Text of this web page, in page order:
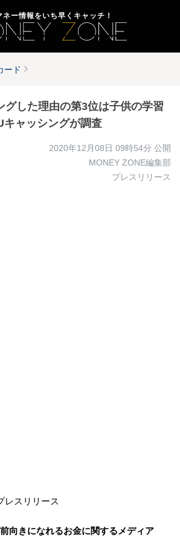
ネー情報をいち早くキャッチ！
ード
グした理由の第3位は子供の学習
ャッシングが調査
2020年12月08日 09時54分 公開
MONEY ZONE編集部
プレスリリース
レスリリース
向きになれるお金に関するメディア